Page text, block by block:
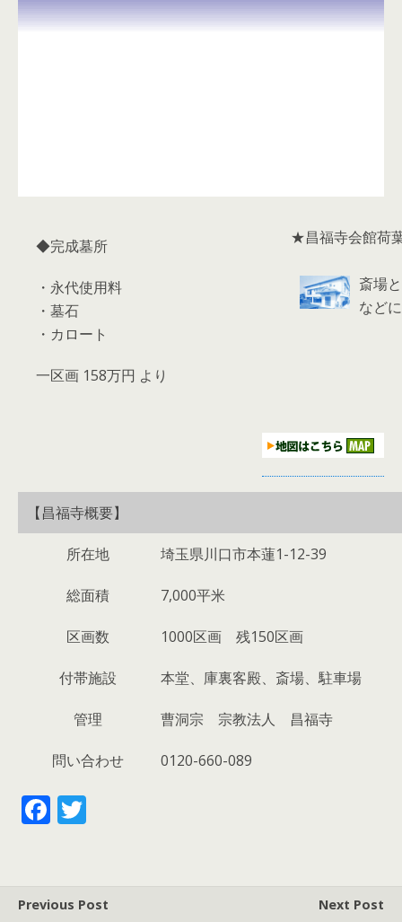
◆完成墓所
・永代使用料
・墓石
・カロート
一区画 158万円 より
★昌福寺会館荷
斎場
など
【昌福寺概要】
所在地 埼玉県川口市本蓮1-12-39
総面積 7,000平米
区画数 1000区画 残150区画
付帯施設 本堂、庫裏客殿、斎場、駐車場
管理 曹洞宗 宗教法人 昌福寺
問い合わせ 0120-660-089
F
b er
Previous Post
Next Post